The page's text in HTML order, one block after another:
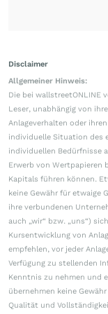
Disclaimer
Allgemeiner Hinweis:
Die bei
Leser, unabhängig von
Anlageverhalten oder
individuelle Situation des
individuellen Bedürfnisse
Erwerb von Wertpapieren
Kapitals führen können.
keine Gewähr für etwaige
ihre verbundenen
auch „wir“ bzw. „uns“)
Kursentwicklung von
empfehlen, vor jeder
Verfügung zu stellenden
Kenntnis zu nehmen und
übernehmen keine
Qualität und